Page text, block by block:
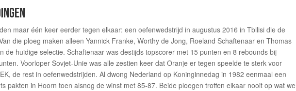
maar één keer eerder tegen elkaar: een oefenwedstrijd in augustus 2016 in Tbilisi die de
die ploeg maken alleen Yannick Franke, Worthy de Jong, Roeland Schaftenaar en Thomas
de huidige selectie. Schaftenaar was destijds topscorer met 15 punten en 8 rebounds bij
Voorloper Sovjet-Unie was alle zestien keer dat Oranje er tegen speelde te sterk voor
de rest in oefenwedstrijden. Al dwong Nederland op Koninginnedag in 1982 eenmaal een
pakten in Hoorn toen alsnog de winst met 85-87. Beide ploegen troffen elkaar nooit op wat we